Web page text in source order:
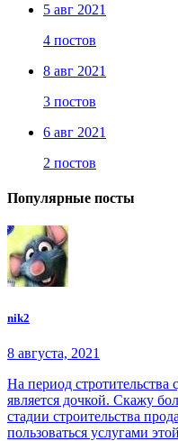
5 авг 2021
4 постов
8 авг 2021
3 постов
6 авг 2021
2 постов
Популярные посты
nik2
8 августа, 2021
На период стротительства
является дочкой. Скажу
стадии строительства
пользоваться услугами